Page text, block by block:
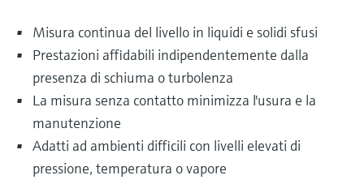
Misura continua del livello in liquidi e solidi sfusi
Prestazioni affidabili indipendentemente dalla
presenza di schiuma o turbolenza
La misura senza contatto minimizza l'usura e la
manutenzione
Adatti ad ambienti difficili con livelli elevati di
pressione, temperatura o vapore